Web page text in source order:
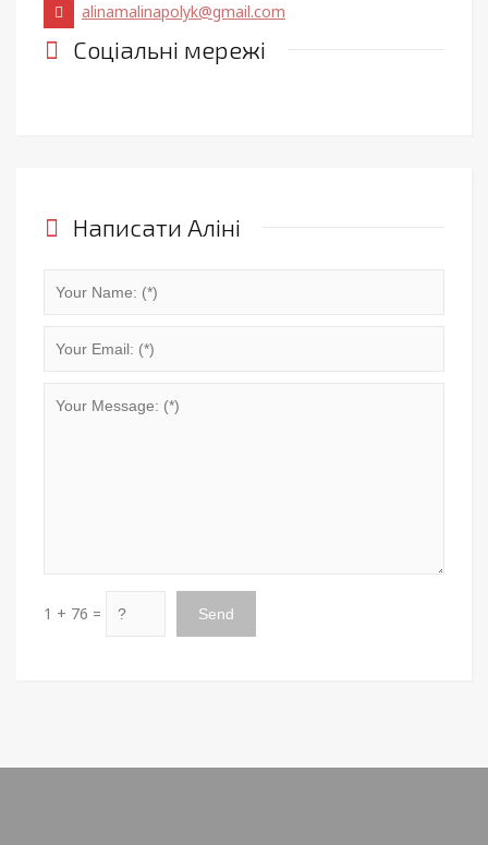
alinamalinapolyk@gmail.com
Соціальні мережі
Написати Аліні
1 + 76 =